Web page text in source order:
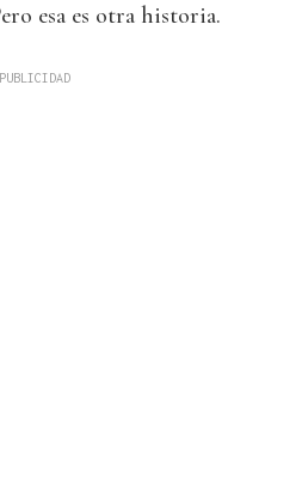
esa es otra historia.